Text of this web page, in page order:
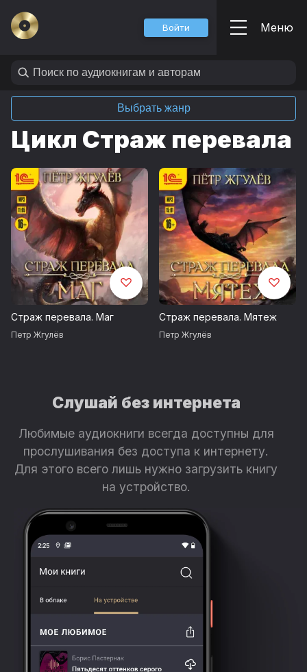
Войти Меню
Выбрать жанр
Цикл Страж перевала
Страж перевала. Маг
Петр Жгулёв
Страж перевала. Мятеж
Петр Жгулёв
Слушай без интернета
Любимые аудиокниги всегда доступны для
прослушивания без доступа к интернету.
Для этого всего лишь нужно загрузить книгу
на устройство.